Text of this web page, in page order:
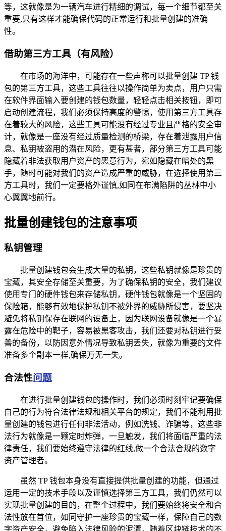
等，这就像是为一辆汽车进行精细的调试，每一个细节都至关
重要,只有这样才能确保代码的正常运行和批量创建的准确
性。
借助第三方工具（有风险）
在市场的海洋中，可能存在一些声称可以批量创建 TP 钱
包的第三方工具，这些工具往往以操作简单为卖点，用户只需
在软件界面输入要创建的钱包数量，轻轻点击相关按钮，即可
启动创建流程，我们必须保持高度的警惕，使用第三方工具存
在着较大的风险，这些工具可能没有经过专业且严格的安全审
计，就像是一座没有经过质量检测的桥梁，存在着泄露用户信
息、私钥被盗用的潜在风险，更有甚者，部分第三方工具可能
隐藏着非法获取用户资产的恶意行为，宛如隐藏在暗处的黑
手，随时可能对我们的资产造成严重的威胁，在选择使用第三
方工具时，我们一定要格外谨慎,如同在布满陷阱的丛林中小
心翼翼地前行。
批量创建钱包的注意事项
私钥管理
批量创建钱包会生成大量的私钥，这些私钥就像是珍贵的
宝藏，其安全存储至关重要，为了确保私钥的安全，我们建议
使用专门的硬件钱包来存储私钥，硬件钱包就像是一个坚固的
保险箱，能够有效地保护私钥不被外界的威胁所侵害，要坚决
避免将私钥保存在联网的设备上，因为联网设备就像是一个暴
露在危险中的靶子，容易被黑客攻击，我们还要对私钥进行妥
善的备份，以防因意外情况导致私钥丢失，就像为重要的文件
准备多个副本一样,确保万无一失。
合法性问题
在进行批量创建钱包的操作时，我们必须时刻牢记要确保
自己的行为符合法律法规和相关平台的规定，我们不能利用批
量创建的钱包进行任何非法活动，例如洗钱、诈骗等，这些非
法行为就像是一颗定时炸弹，一旦触发，我们将面临严重的法
律责任，我们要始终遵守法律的红线,做一个合法合规的数字
资产管理者。
虽然 TP 钱包本身没有直接提供批量创建的功能，但通过
运用一定的技术手段以及谨慎选择第三方工具，我们仍然可以
实现批量创建的目的，在整个过程中，我们要始终将安全和合
法性放在首位，如同守护一座珍贵的宝藏一样，保障自己的数
字资产安全，避免陷入法律风险的泥潭，随着区块链技术的不